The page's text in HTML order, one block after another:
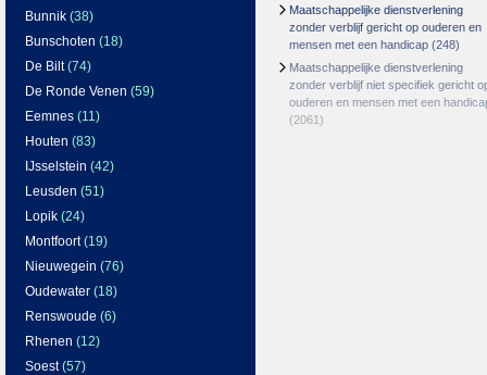
Bunnik (38)
Bunschoten (18)
De Bilt(74)
De Ronde Venen (59)
Eemnes (11)
Houten (83)
IJsselstein (42)
Leusden (51)
Lopik (24)
Montfoort(19)
Nieuwegein (76)
Oudewater (18)
Renswoude (6)
Rhenen (12)
Soest(57)
Maatschappelijke dienstverlening
zonder verblijf gericht op ouderen en
mensen met een handicap (248)
Maatschappelijke dienstverlening
zonder verblijf niet specifiek gericht
ouderen en mensen met een
(2061)